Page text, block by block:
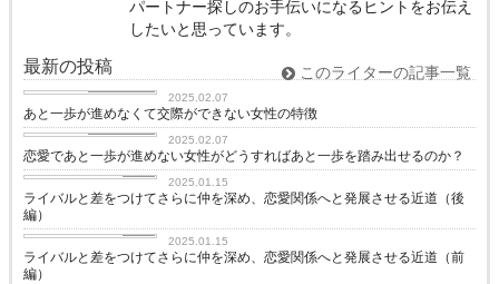
パートナー探しのお手伝いになるヒントをお伝え
したいと思っています。
最新の投稿 このライターの記事一覧
2025.02.07
あと一歩が進めなくて交際ができない女性の特徴
恋愛コラム
2025.02.07
恋愛であと一歩が進めない女性がどうすればあと一歩を踏み出せるのか？
love
2025.01.15
ライバルと差をつけてさらに仲を深め、恋愛関係へと発展させる近道（後
編）
love
2025.01.15
ライバルと差をつけてさらに仲を深め、恋愛関係へと発展させる近道（前
編）